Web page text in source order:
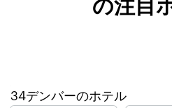
の注目
34デンバーのホテル